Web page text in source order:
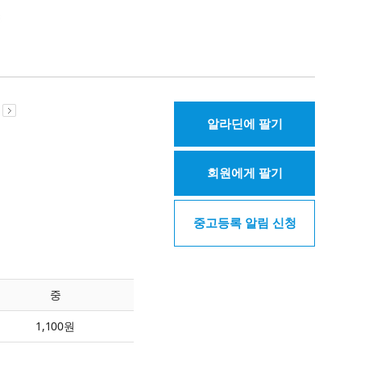
중
1,100원
알라딘에 팔기
회원에게 팔기
중고등록 알림 신청